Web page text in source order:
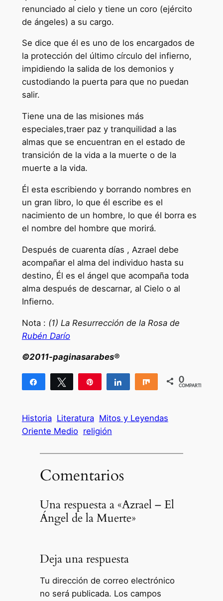
renunciado al cielo y tiene un coro (ejército
de ángeles) a su cargo.
Se dice que él es uno de los encargados de
la protección del último círculo del infierno,
impidiendo la salida de los demonios y
custodiando la puerta para que no puedan
salir.
Tiene una de las misiones más
especiales,traer paz y tranquilidad a las
almas que se encuentran en el estado de
transición de la vida a la muerte o de la
muerte a la vida.
Él esta escribiendo y borrando nombres en
un gran libro, lo que él escribe es el
nacimiento de un hombre, lo que él borra es
el nombre del hombre que morirá.
Después de cuarenta días , Azrael debe
acompañar el alma del individuo hasta su
destino, Él es el ángel que acompaña toda
alma después de descarnar, al Cielo o al
Infierno.
Nota : (1) La Resurrección de la Rosa de
Rubén Darío
©2011-paginasarabes®
Compartir Twittear Compartir Compartir
0
COMPARTIR
Historia Literatura Mitos y Leyendas
Oriente Medio religión
Comentarios
Una respuesta a «Azrael – El
Ángel de la Muerte»
Deja una respuesta
Tu dirección de correo electrónico
no será publicada. Los campos